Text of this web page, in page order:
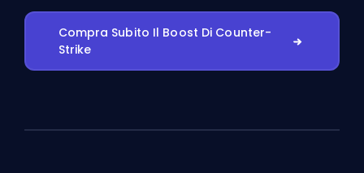
Compra Subito Il Boost Di Counter-
Strike